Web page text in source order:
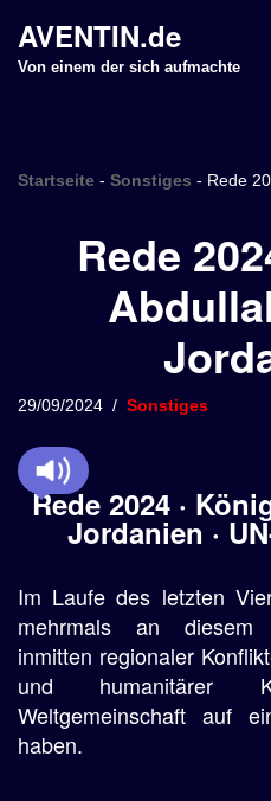
Z
n
i
g
e
AVENTIN.de
Von einem der sich aufmachte
Startseite - Sonstiges - Rede
Rede
29/09/2024 Sonstiges
Rede 2024 ·
Jordanien ·
Im Laufe des letzten
mehrmals an diesem
inmitten regionaler
und humanitärer
Weltgemeinschaft auf
haben.